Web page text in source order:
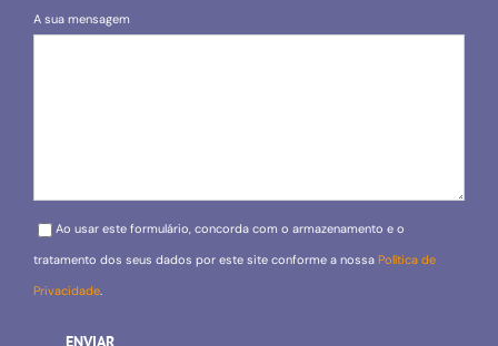
A sua mensagem
Please leave this field empty.
Ao usar este formulário, concorda com o armazenamento e o
tratamento dos seus dados por este site conforme a nossa Política de
Privacidade.